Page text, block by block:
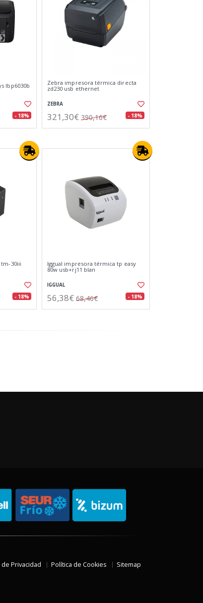
lbp6030b
- 18%
Zebra impresora térmica directa
zd230 usb ethernet
ZEBRA
321,30€ 390,16€ - 18%
30iii
- 18%
Iggual impresora térmica tp easy
80w usb+rj11 blan
IGGUAL
56,38€ 68,46€ - 18%
Privacidad Política de Cookies Sitemap